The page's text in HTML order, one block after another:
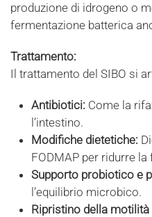
produzione di idrogeno o
fermentazione batterica
Trattamento:
Il trattamento del SIBO si
Antibiotici: Come la
l’intestino.
Modifiche dietetiche:
FODMAP per ridurre
Supporto probiotico e
l’equilibrio microbico.
Ripristino della motilità